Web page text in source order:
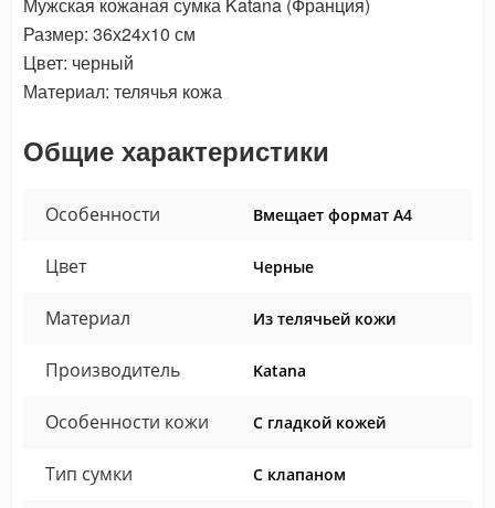
Мужская кожаная сумка Katana (Франция)
Размер: 36х24х10 см
Цвет: черный
Материал: телячья кожа
Общие характеристики
Особенности Вмещает формат А4
Цвет Черные
Материал Из телячьей кожи
Производитель Katana
Особенности кожи С гладкой кожей
Тип сумки С клапаном